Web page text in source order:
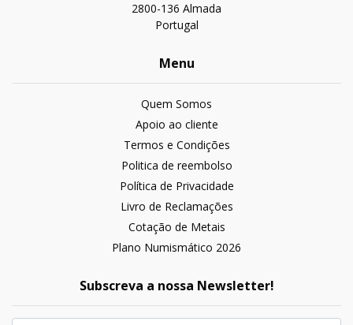
2800-136 Almada
Portugal
Menu
Quem Somos
Apoio ao cliente
Termos e Condições
Politica de reembolso
Política de Privacidade
Livro de Reclamações
Cotação de Metais
Plano Numismático 2026
Subscreva a nossa Newsletter!